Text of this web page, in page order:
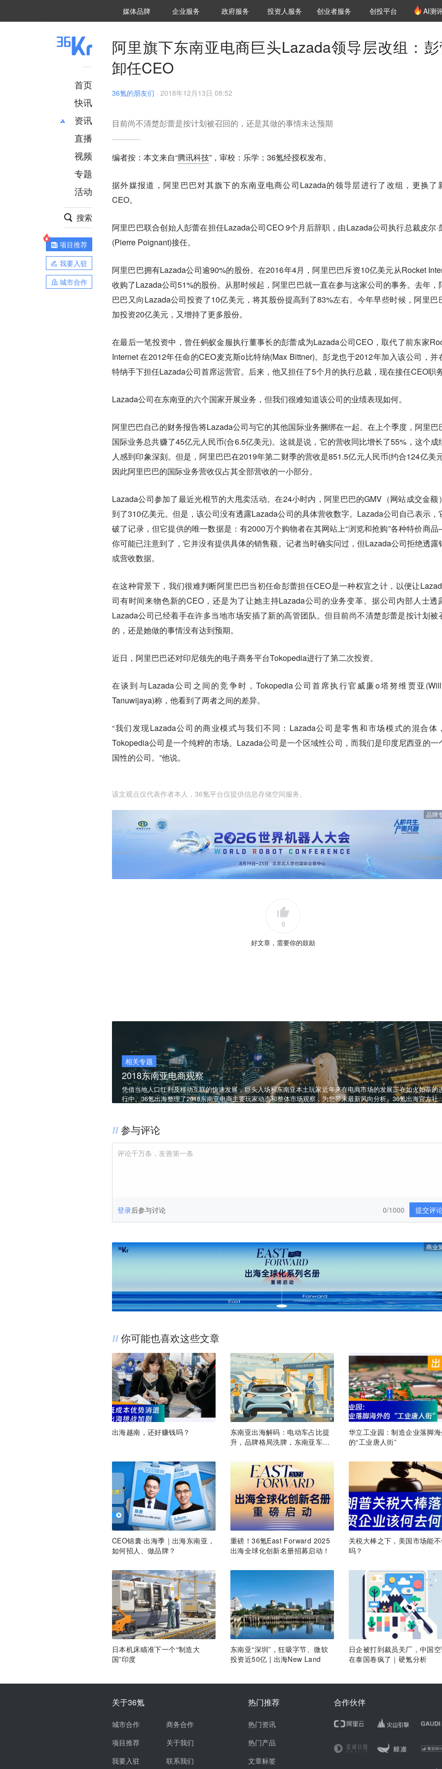
媒体品牌 36Kr研究院
企业服务 城市之窗
政府服务 VClub投资机构库
投资机构职位推介
投资人服务 创投氪堂
创业者服务 创投平台 AI测
首页
快讯
资讯
推荐
财经
项目推荐
安徽
直播
视频
专题
活动
搜索
项目推荐
我要入驻
城市合作
阿里旗下东南亚电商巨头Lazada领导层改组：
卸任CEO
36氪的朋友们 · 2018年12月13日 08:52
目前尚不清楚彭蕾是按计划被召回的，还是其做的事情未达预期
编者按：本文来自“腾讯科技”，审校：乐学；36氪经授权发布。
据外媒报道，阿里巴巴对其旗下的东南亚电商公司Lazada的领导层进行了改组，更换了
CEO。
阿里巴巴联合创始人彭蕾在担任Lazada公司CEO 9个月后辞职，由Lazada公司执行总裁皮尔·
(Pierre Poignant)接任。
阿里巴巴拥有Lazada公司逾90%的股份。在2016年4月，阿里巴巴斥资10亿美元从Rocket
收购了Lazada公司51%的股份。从那时候起，阿里巴巴就一直在参与这家公司的事务。去年，
巴巴又向Lazada公司投资了10亿美元，将其股份提高到了83%左右。今年早些时候，阿里巴
加投资20亿美元，又增持了更多股份。
在最后一笔投资中，曾任蚂蚁金服执行董事长的彭蕾成为Lazada公司CEO，取代了前东家
Internet 在2012年任命的CEO麦克斯o比特纳(Max Bittner)。彭龙也于2012年加入该公司，并
特纳手下担任Lazada公司首席运营官。后来，他又担任了5个月的执行总裁，现在接任CEO职
Lazada公司在东南亚的六个国家开展业务，但我们很难知道该公司的业绩表现如何。
阿里巴巴自己的财务报告将Lazada公司与它的其他国际业务捆绑在一起。在上个季度，阿里巴
国际业务总共赚了45亿元人民币(合6.5亿美元)。这就是说，它的营收同比增长了55%，这个成
人感到印象深刻。但是，阿里巴巴在2019年第二财季的营收是851.5亿元人民币(约合124亿美
因此阿里巴巴的国际业务营收仅占其全部营收的一小部分。
Lazada公司参加了最近光棍节的大甩卖活动。在24小时内，阿里巴巴的GMV（网站成交金额
到了310亿美元。但是，该公司没有透露Lazada公司的具体营收数字。Lazada公司自己表示，
破了记录，但它提供的唯一数据是：有2000万个购物者在其网站上“浏览和抢购”各种特价商
你可能已注意到了，它并没有提供具体的销售额。记者当时确实问过，但Lazada公司拒绝透露
或营收数据。
在这种背景下，我们很难判断阿里巴巴当初任命彭蕾担任CEO是一种权宜之计，以便让
司有时间来物色新的CEO，还是为了让她主持Lazada公司的业务变革。据公司内部人士透
Lazada公司已经着手在许多当地市场安插了新的高管团队。但目前尚不清楚彭蕾是按计划被
的，还是她做的事情没有达到预期。
近日，阿里巴巴还对印尼领先的电子商务平台Tokopedia进行了第二次投资。
在谈到与Lazada公司之间的竞争时，Tokopedia公司首席执行官威廉o塔努维贾亚
Tanuwijaya)称，他看到了两者之间的差异。
“我们发现Lazada公司的商业模式与我们不同：Lazada公司是零售和市场模式的混合体
Tokopedia公司是一个纯粹的市场。Lazada公司是一个区域性公司，而我们是印度尼西亚的一
国性的公司。”他说。
该文观点仅代表作者本人，36氪平台仅提供信息存储空间服务。
品牌
0
好文章，需要你的鼓励
相关专题
2018东南亚电商观察
凭借当地人口红利及移动互联的快速发展，巨头入场和东南亚本土玩家近年来在电商市场的发展正在如火如荼的
行中。36氪出海整理了2018东南亚电商主要玩家动态和整体市场观察，为您带来最新风向分析。36氪出海官方社
参与评论
评论千万条，友善第一条
登录后参与讨论 提交评
0/1000
商业
你可能也喜欢这些文章
出海越南，还好赚钱吗？
东南亚出海解码：电动车占比提
升，品牌格局洗牌，东南亚车市
华立工业园：制造企业落脚
的“工业唐人街”
CEO锦囊·出海季｜出海东南亚，
如何招人、做品牌？
重磅！36氪East Forward 2025
出海全球化创新名册招募启动！
关税大棒之下，美国市场能
吗？
日本机床瞄准下一个“制造大
国”印度
东南亚“深圳”，狂吸字节、微软
投资近50亿 | 出海New Land
日企被打到裁员关厂，中国
在泰国卷疯了｜硬氪分析
关于36氪
城市合作
项目推荐
我要入驻
商务合作
关于我们
联系我们
热门推荐
热门资讯
热门产品
文章标签
合作伙伴